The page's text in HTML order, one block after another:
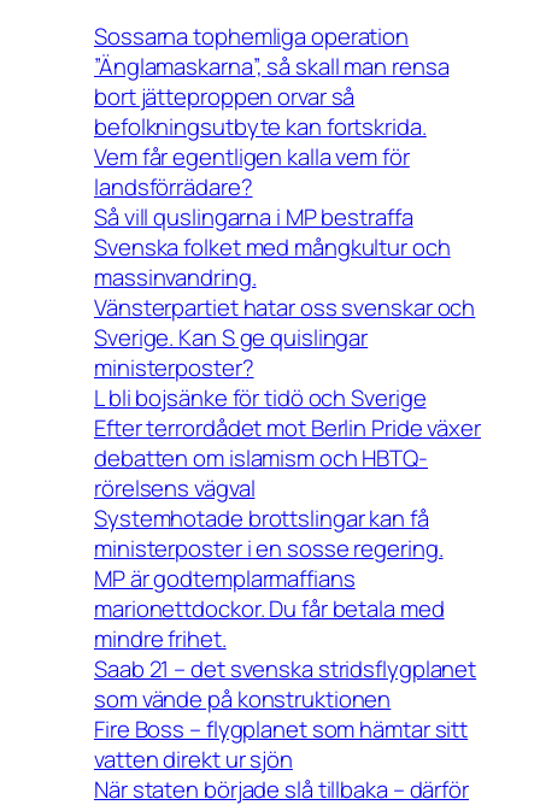
Sossarna tophemliga operation
”Änglamaskarna”, så skall man rensa
bort jätteproppen orvar så
befolkningsutbyte kan fortskrida.
Vem får egentligen kalla vem för
landsförrädare?
Så vill quslingarna i MP bestraffa
Svenska folket med mångkultur och
massinvandring.
Vänsterpartiet hatar oss svenskar och
Sverige. Kan S ge quislingar
ministerposter?
L bli bojsänke för tidö och Sverige
Efter terrordådet mot Berlin Pride växer
debatten om islamism och HBTQ-
rörelsens vägval
Systemhotade brottslingar kan få
ministerposter i en sosse regering.
MP är godtemplarmaffians
marionettdockor. Du får betala med
mindre frihet.
Saab 21 – det svenska stridsflygplanet
som vände på konstruktionen
Fire Boss – flygplanet som hämtar sitt
vatten direkt ur sjön
När staten började slå tillbaka – därför